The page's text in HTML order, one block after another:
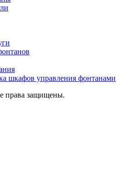
шкафов управления фонтанами
права защищены.